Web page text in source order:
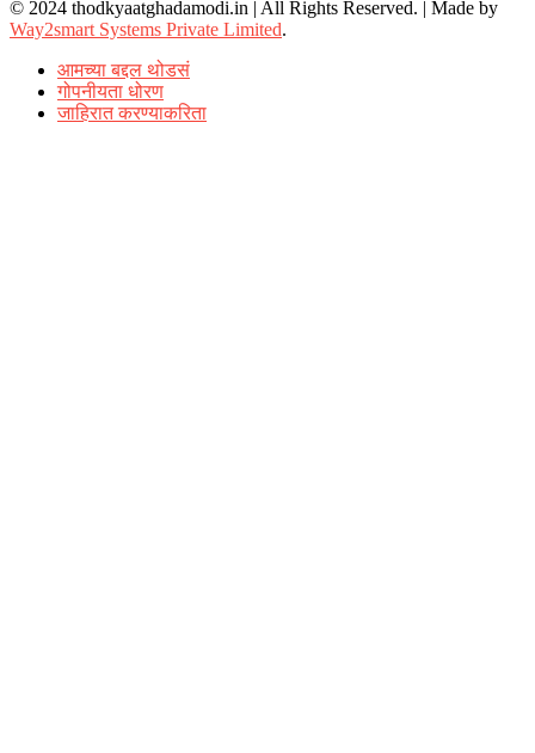
© 2024 thodkyaatghadamodi.in | All Rights Reserved. | Made by
Way2smart Systems Private Limited.
आमच्या बद्दल थोडसं
गोपनीयता धोरण
जाहिरात करण्याकरिता